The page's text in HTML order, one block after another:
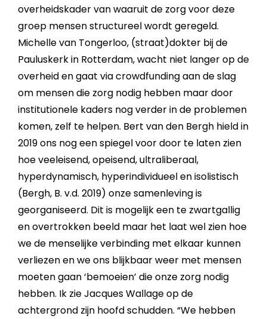
overheidskader van waaruit de zorg voor deze
groep mensen structureel wordt geregeld.
Michelle van Tongerloo, (straat)dokter bij de
Pauluskerk in Rotterdam, wacht niet langer op de
overheid en gaat via crowdfunding aan de slag
om mensen die zorg nodig hebben maar door
institutionele kaders nog verder in de problemen
komen, zelf te helpen. Bert van den Bergh hield in
2019 ons nog een spiegel voor door te laten zien
hoe veeleisend, opeisend, ultraliberaal,
hyperdynamisch, hyperindividueel en isolistisch
(Bergh, B. v.d. 2019) onze samenleving is
georganiseerd. Dit is mogelijk een te zwartgallig
en overtrokken beeld maar het laat wel zien hoe
we de menselijke verbinding met elkaar kunnen
verliezen en we ons blijkbaar weer met mensen
moeten gaan ‘bemoeien’ die onze zorg nodig
hebben. Ik zie Jacques Wallage op de
achtergrond zijn hoofd schudden. “We hebben